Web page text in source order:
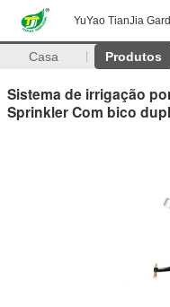
YuYao TianJia
Casa Produtos
Sistema de irrigação
Sprinkler Com bico